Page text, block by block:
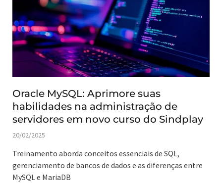
Oracle MySQL: Aprimore suas
habilidades na administração de
servidores em novo curso do Sindplay
20/02/2025
Treinamento aborda conceitos essenciais de SQL,
gerenciamento de bancos de dados e as diferenças entre
MySQL e MariaDB